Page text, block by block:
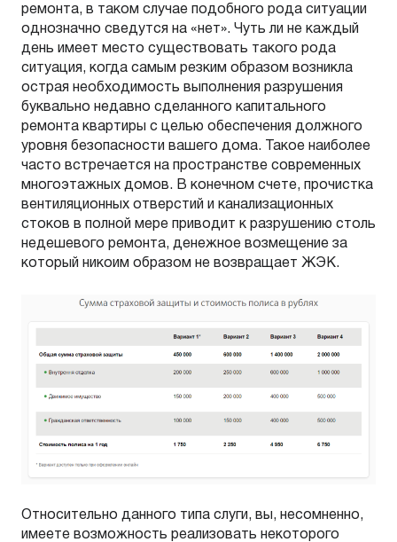
ремонта, в таком случае подобного рода ситуации
однозначно сведутся на «нет». Чуть ли не каждый
день имеет место существовать такого рода
ситуация, когда самым резким образом возникла
острая необходимость выполнения разрушения
буквально недавно сделанного капитального
ремонта квартиры с целью обеспечения должного
уровня безопасности вашего дома. Такое наиболее
часто встречается на пространстве современных
многоэтажных домов. В конечном счете, прочистка
вентиляционных отверстий и канализационных
стоков в полной мере приводит к разрушению столь
недешевого ремонта, денежное возмещение за
который никоим образом не возвращает ЖЭК.
Относительно данного типа слуги, вы, несомненно,
имеете возможность реализовать некоторого